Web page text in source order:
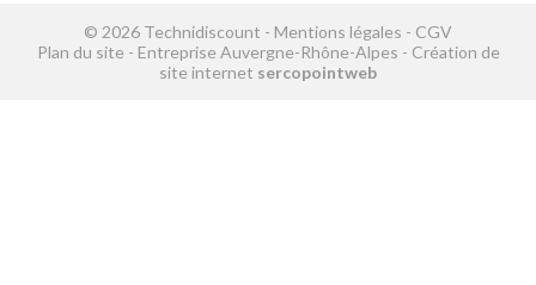
© 2026 Technidiscount - Mentions légales - CGV
Plan du site - Entreprise Auvergne-Rhône-Alpes - Création de
site internet sercopointweb